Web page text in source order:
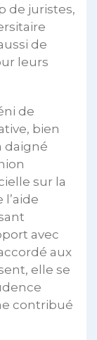
de juristes,
de
leurs
de
bien
daigné
sur la
avec
aux
elle se
contribué